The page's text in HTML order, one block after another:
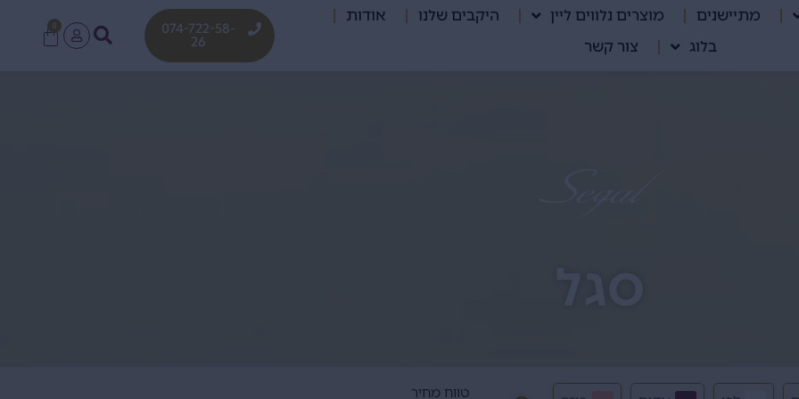
מתיישנים מוצרים נלווים ליין היקבים שלנו
אודות
בלוג
צור קשר
074-722-58-
26
0
סגל
טווח מחיר